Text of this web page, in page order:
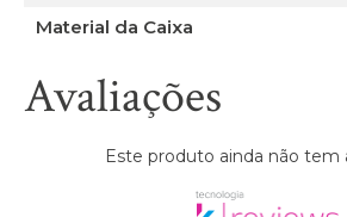
Material da Caixa
Avaliações
Este produto ainda não tem